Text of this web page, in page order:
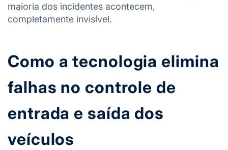
maioria dos incidentes acontecem,
completamente invisível.
Como a tecnologia elimina
falhas no controle de
entrada e saída dos
veículos